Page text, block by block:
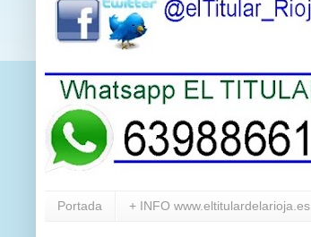
Portada + INFO www.eltitulardelarioja.es